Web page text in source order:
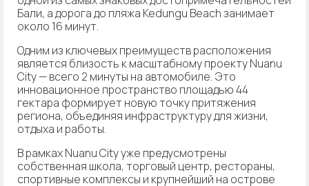
Бали, а дорога до пляжа Kedungu Beach занимает
около 16 минут.
Одним из ключевых преимуществ расположения
является близость к масштабному проекту Nuanu
City — всего 2 минуты на автомобиле. Это
инновационное пространство площадью 44
гектара формирует новую точку притяжения
региона, объединяя инфраструктуру для жизни,
отдыха и работы.
В рамках Nuanu City уже предусмотрены
собственная школа, торговый центр, рестораны,
спортивные комплексы и крупнейший на острове